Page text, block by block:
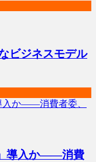
ビジネスモデル
導入か――消費